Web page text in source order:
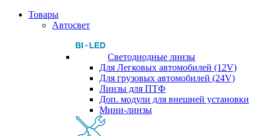
Товары
Автосвет
Светодиодные линзы
Для Легковых автомобилей (12V)
Для грузовых автомобилей (24V)
Линзы для ПТФ
Доп. модули для внешней установки
Мини-линзы